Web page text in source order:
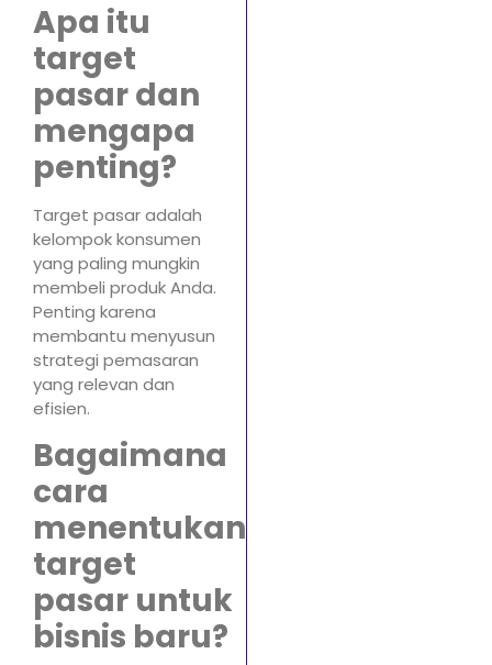
Apa itu
target
pasar dan
mengapa
penting?
Target pasar adalah
kelompok konsumen
yang paling mungkin
membeli produk Anda.
Penting karena
membantu menyusun
strategi pemasaran
yang relevan dan
efisien.
Bagaimana
cara
menentukan
target
pasar untuk
bisnis baru?